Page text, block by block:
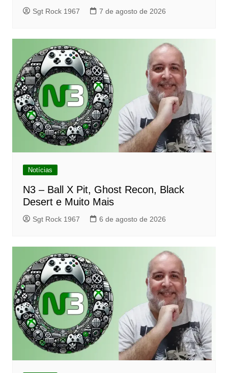
Sgt Rock 1967 7 de agosto de 2026
Notícias
N3 – Ball X Pit, Ghost Recon, Black
Desert e Muito Mais
Sgt Rock 1967 6 de agosto de 2026